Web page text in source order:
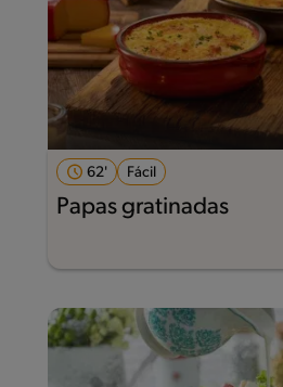
62' Fácil
Papas gratinadas